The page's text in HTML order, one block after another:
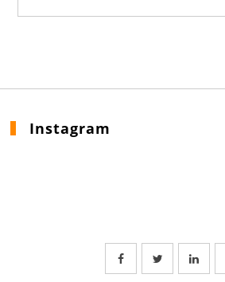
Instagram